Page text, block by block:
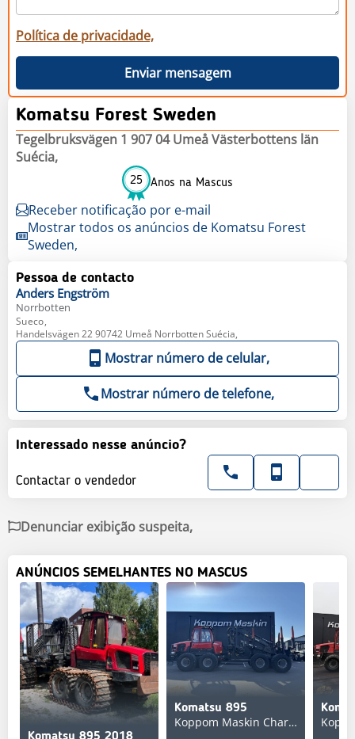
Política de privacidade,
Enviar mensagem
Komatsu Forest Sweden
Tegelbruksvägen 1 907 04 Umeå Västerbottens län
Suécia,
25 Anos na Mascus
Receber notificação por e-mail
Mostrar todos os anúncios de Komatsu Forest
Sweden,
Pessoa de contacto
Anders Engström
Norrbotten
Sueco,
Handelsvägen 22 90742 Umeå Norrbotten Suécia,
Mostrar número de celular,
Mostrar número de telefone,
Interessado nesse anúncio?
Contactar o vendedor
Denunciar exibição suspeita,
ANÚNCIOS SEMELHANTES NO MASCUS
Komatsu 895 2018
Komatsu 895
Koppom Maskin Charlottenberg